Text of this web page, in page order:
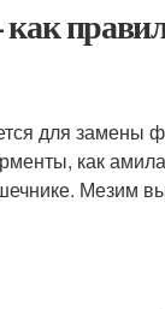
для
как
Мезим